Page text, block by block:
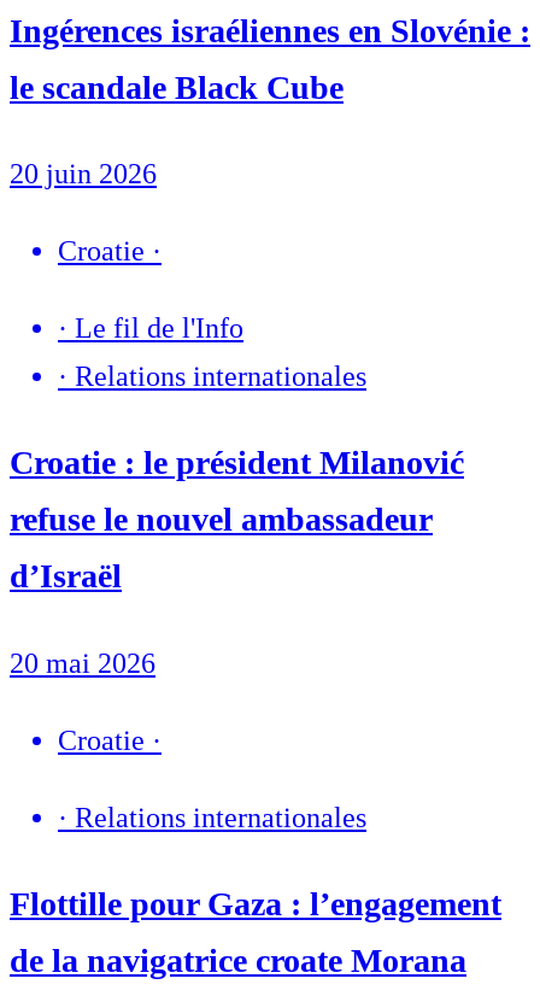
Ingérences israéliennes en Slovénie :
le scandale Black Cube
20 juin 2026
Croatie ·
· Le fil de l'Info
· Relations internationales
Croatie : le président Milanović
refuse le nouvel ambassadeur
d’Israël
20 mai 2026
Croatie ·
· Relations internationales
Flottille pour Gaza : l’engagement
de la navigatrice croate Morana